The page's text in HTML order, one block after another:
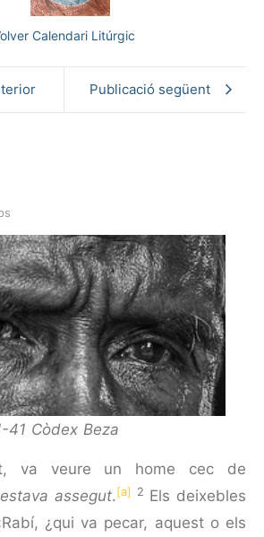
Calendari Litúrgic
Publicació següent
41 Còdex Beza
va veure un home cec de
assegut.[a] 2 Els deixebles
¿qui va pecar, aquest o els